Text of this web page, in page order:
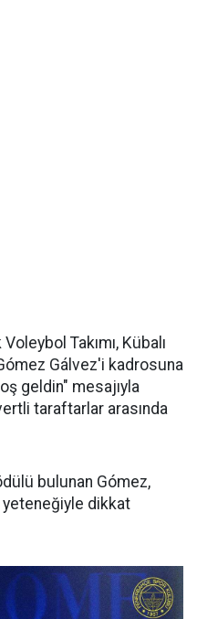
Takımı, Kübalı
Gálvez'i kadrosuna
geldin" mesajıyla
taraftarlar arasında
bulunan Gómez,
dikkat